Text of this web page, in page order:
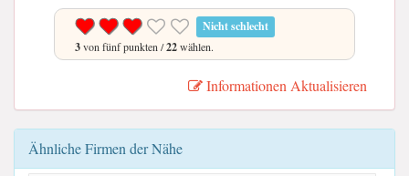
Nicht schlecht
3von fünf punkten /22wählen.
Informationen Aktualisieren
Ähnliche Firmen der Nähe